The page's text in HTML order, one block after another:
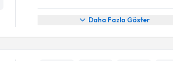
Daha Fazla Göster